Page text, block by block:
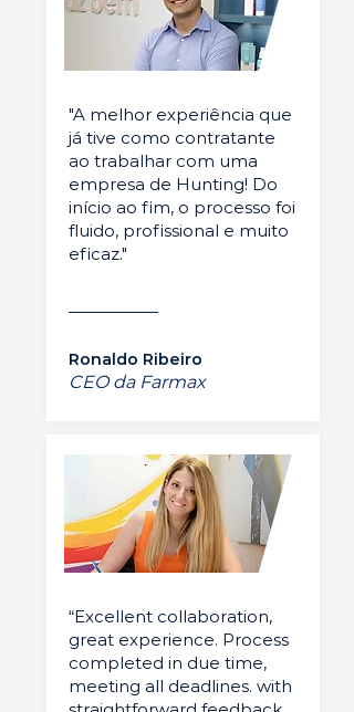
"A melhor experiência que
já tive como contratante
ao trabalhar com uma
empresa de Hunting! Do
início ao fim, o processo foi
fluido, profissional e muito
eficaz."
Ronaldo Ribeiro
CEO da Farmax
“Excellent collaboration,
great experience. Process
completed in due time,
meeting all deadlines. with